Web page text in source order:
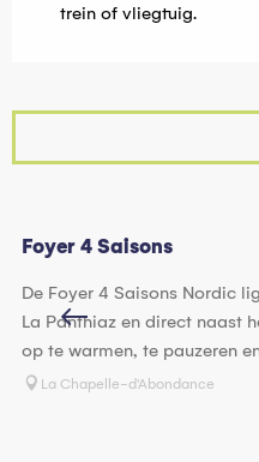
trein of vliegtuig.
Foyer 4 Saisons
De Foyer 4 Saisons Nordic
La Panthiaz en direct naast
op te warmen, te pauzeren
La Chapelle-d'Abondance